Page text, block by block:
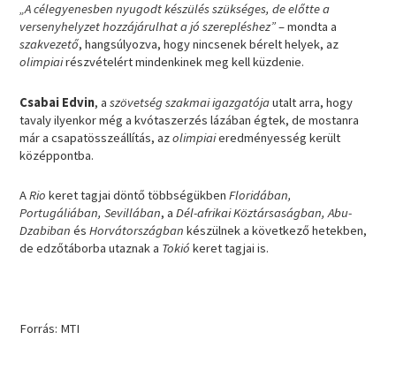
„A célegyenesben nyugodt készülés szükséges, de előtte a
versenyhelyzet hozzájárulhat a jó szerepléshez”– mondta a
szakvezető, hangsúlyozva, hogy nincsenek bérelt helyek, az
olimpiairészvételért mindenkinek meg kell küzdenie.
Csabai Edvin, aszövetség szakmai igazgatójautalt arra, hogy
tavaly ilyenkor még a kvótaszerzés lázában égtek, de mostanra
már a csapatösszeállítás, azolimpiaieredményesség került
középpontba.
ARio keret tagjai döntő többségükben Floridában,
Portugáliában, Sevillában, aDél-afrikai Köztársaságban, Abu-
Dzabiban ésHorvátországban készülnek a következő hetekben,
de edzőtáborba utaznak a Tokió keret tagjai is.
Forrás: MTI